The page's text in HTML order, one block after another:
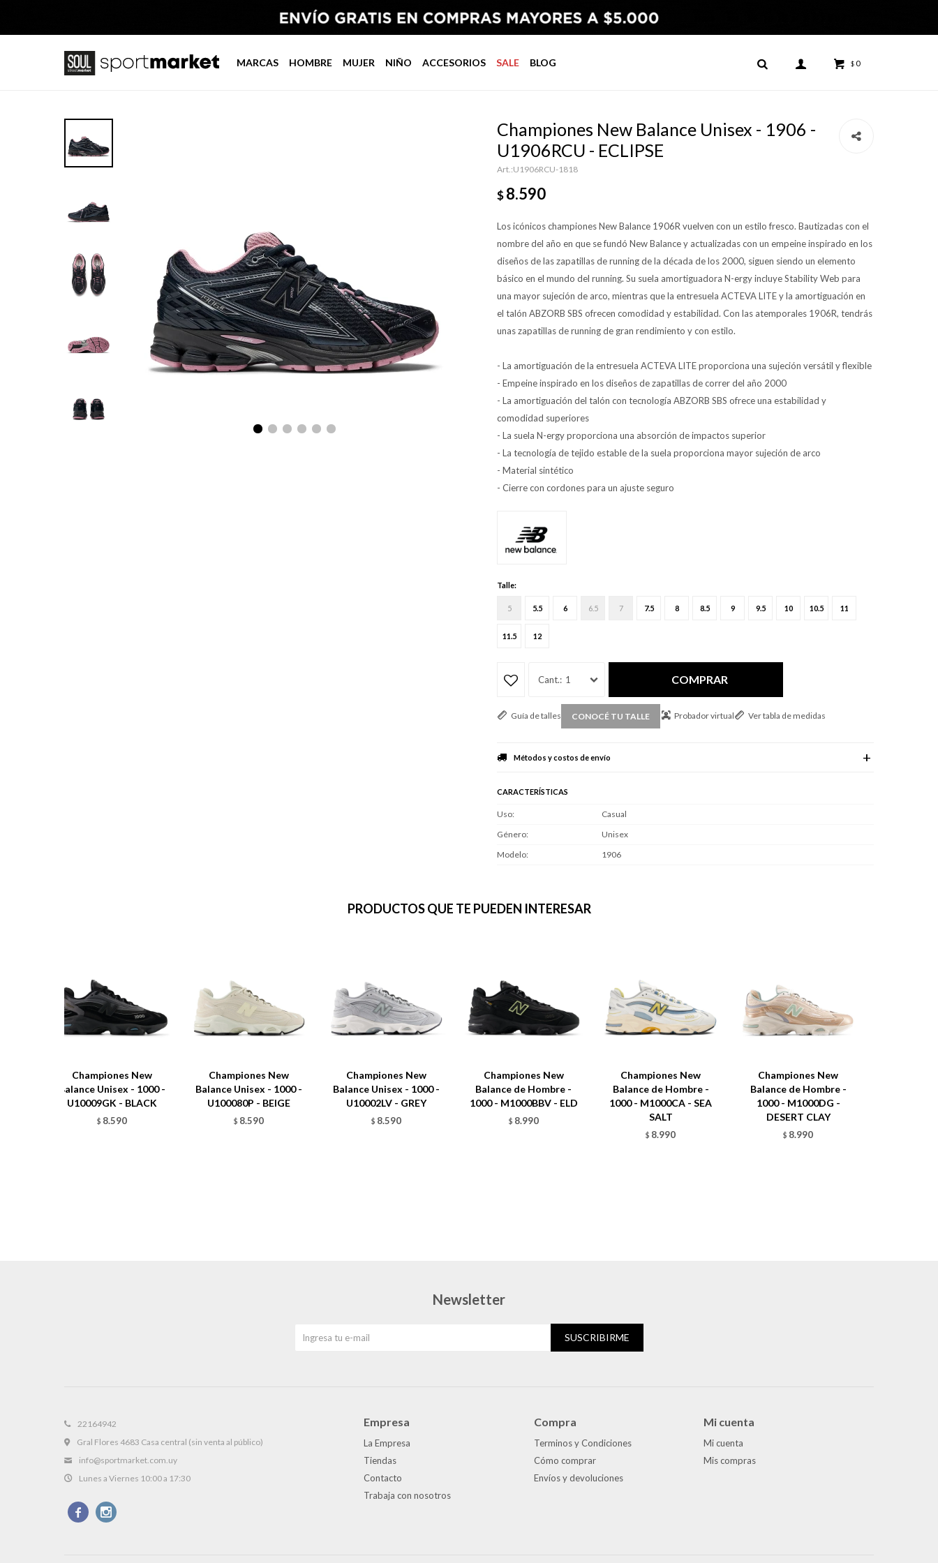
MARCAS HOMBRE MUJER NIÑO ACCESORIOS SALE BLOG $ 0
Championes New Balance Unisex - 1906 -
U1906RCU - ECLIPSE
U1906RCU-1818
$8.590
Los icónicos championes New Balance 1906R vuelven con un estilo fresco. Bautizadas con el
nombre del año en que se fundó New Balance y actualizadas con un empeine inspirado en los
diseños de las zapatillas de running de la década de los 2000, siguen siendo un elemento
básico en el mundo del running. Su suela amortiguadora N-ergy incluye Stability Web para
una mayor sujeción de arco, mientras que la entresuela ACTEVA LITE y la amortiguación en
el talón ABZORB SBS ofrecen comodidad y estabilidad. Con las atemporales 1906R, tendrás
unas zapatillas de running de gran rendimiento y con estilo.
- La amortiguación de la entresuela ACTEVA LITE proporciona una sujeción versátil y flexible
- Empeine inspirado en los diseños de zapatillas de correr del año 2000
- La amortiguación del talón con tecnología ABZORB SBS ofrece una estabilidad y
comodidad superiores
- La suela N-ergy proporciona una absorción de impactos superior
- La tecnología de tejido estable de la suela proporciona mayor sujeción de arco
- Material sintético
- Cierre con cordones para un ajuste seguro
Talle:
5 5.5 6 6.5 7 7.5 8 8.5 9 9.5 10 10.5 11
11.5 12
1 COMPRAR
Guía de talles CONOCÉ TU TALLE Probador virtual Ver tabla de medidas
Métodos y costos de envío
CARACTERÍSTICAS
Uso
Casual
Género
Unisex
Modelo
1906
PRODUCTOS QUE TE PUEDEN INTERESAR
Championes New
Balance Unisex - 1000 -
U10009GK - BLACK
$ 8.590
Championes New
Balance Unisex - 1000 -
U100080P - BEIGE
$ 8.590
Championes New
Balance Unisex - 1000 -
U10002LV - GREY
$ 8.590
Championes New
Balance de Hombre -
1000 - M1000BBV - ELD
$ 8.990
Championes New
Balance de Hombre -
1000 - M1000CA - SEA
SALT
$ 8.990
Championes New
Balance de Hombre -
1000 - M1000DG -
DESERT CLAY
$ 8.990
22164942
Gral Flores 4683 Casa central (sin venta al público)
info@sportmarket.com.uy
Lunes a Viernes 10:00 a 17:30
 
Empresa
La Empresa
Tiendas
Contacto
Trabaja con nosotros
Compra
Terminos y Condiciones
Cómo comprar
Envíos y devoluciones
Mi cuenta
Mi cuenta
Mis compras
Newsletter
SUSCRIBIRME